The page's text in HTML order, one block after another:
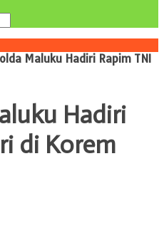
Maluku Hadiri Rapim TNI
Hadiri
di Korem